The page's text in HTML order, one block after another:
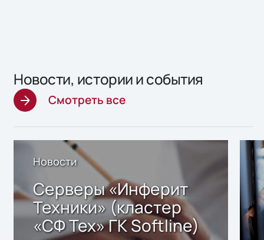
Новости, истории и события
Смотреть все
Новости
Серверы «Инферит
Техники» (кластер
«СФ Тех» ГК Softline)